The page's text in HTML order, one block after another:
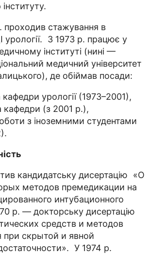
проходив стажування в
урології. З 1973 р. працює у
інституті (нині —
медичний університет
де обіймав посади:
кафедри урології (1973–2001),
кафедри (з 2001 р.),
з іноземними студентами
кандидатську дисертацію «О
методов премедикации на
интубационного
р. — докторську дисертацію
средств и методов
при скрытой и явной
У 1974 р.